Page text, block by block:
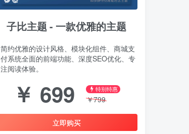
子比主题 - 一款优雅的主题
简约优雅的设计风格、模块化组件、商城支
付系统全面的前端功能、深度SEO优化、专
注阅读体验。
￥ 699 特别特惠
￥799
立即购买